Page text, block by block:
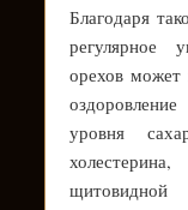
Благодаря
регулярное
орехов может
уровня